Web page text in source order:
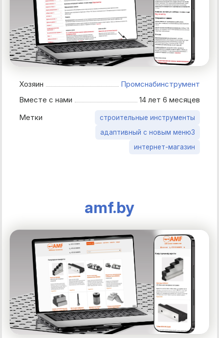
Хозяин
Промснабинструмент
Вместе с нами
14 лет 6 месяцев
Метки
строительные инструменты
адаптивный с новым меню3
интернет-магазин
amf.by